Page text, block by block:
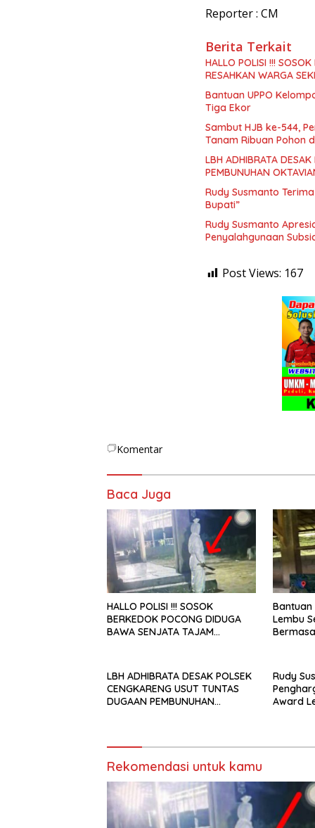
Reporter : CM
Berita Terkait
HALLO POLISI !!!
RESAHKAN WARGA
Bantuan UPPO
Tiga Ekor
Sambut HJB ke-544,
Tanam Ribuan Pohon
LBH ADHIBRATA
PEMBUNUHAN
Rudy Susmanto
Bupati”
Rudy Susmanto
Penyalahgunaan
Post Views: 167
Komentar
Baca Juga
HALLO POLISI !!! SOSOK
BERKEDOK POCONG DIDUGA
BAWA SENJATA TAJAM
LEBONG
Bantuan
Lembu
LBH ADHIBRATA DESAK POLSEK
CENGKARENG USUT TUNTAS
DUGAAN PEMBUNUHAN
Rudy
Award
Rekomendasi untuk kamu